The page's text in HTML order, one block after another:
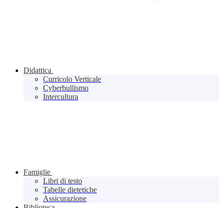
Didattica
Curricolo Verticale
Cyberbullismo
Intercultura
Famiglie
Libri di testo
Tabelle dietetiche
Assicurazione